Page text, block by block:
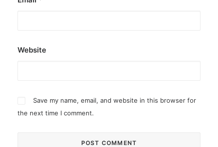
Website
Save my name, email, and website in this browser for
the next time I comment.